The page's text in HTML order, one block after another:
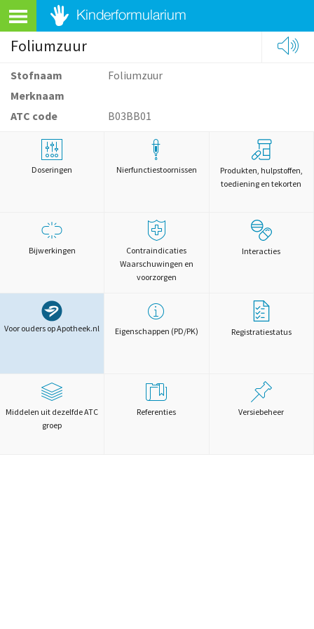
Foliumzuur
Stofnaam
Foliumzuur
Merknaam
ATC code
B03BB01
Doseringen Nierfunctiestoornissen
Produkten, hulpstoffen,
toediening en tekorten
Bijwerkingen
Contraindicaties
Waarschuwingen en
voorzorgen
Interacties
Voor ouders op Apotheek.nl Eigenschappen (PD/PK) Registratiestatus
Middelen uit dezelfde ATC
groep
Referenties Versiebeheer